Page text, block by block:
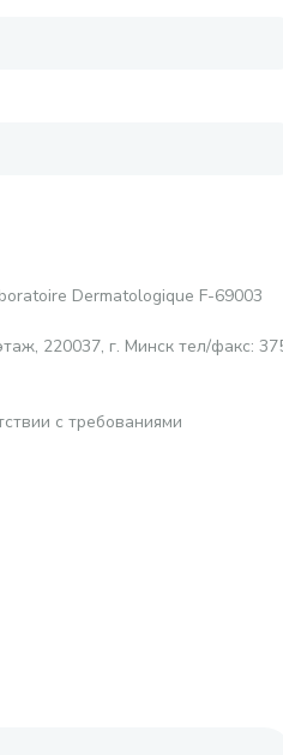
Dermatologique F-69003
220037, г. Минск тел/факс:
с требованиями